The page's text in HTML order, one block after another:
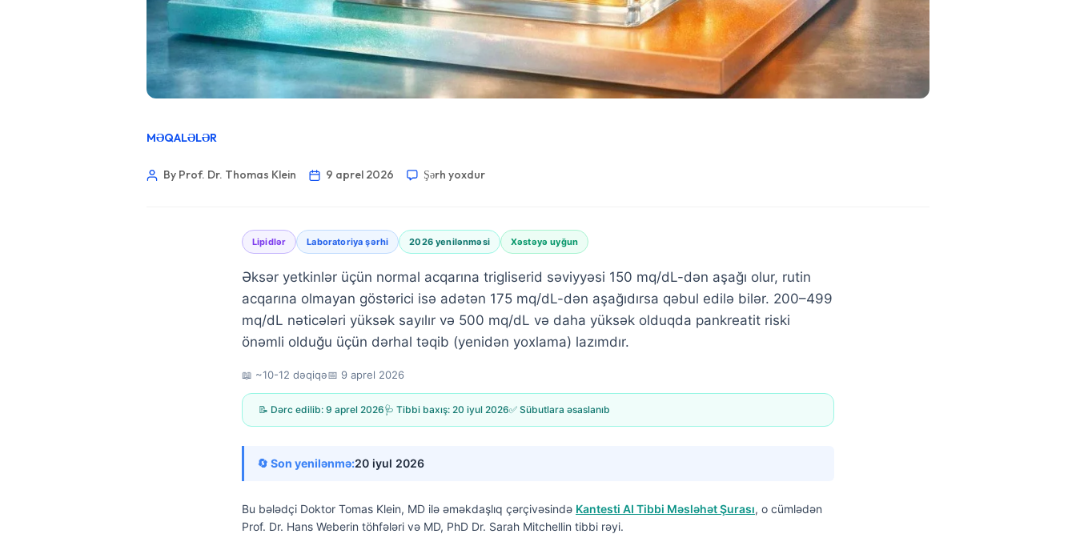
MƏQALƏLƏR
By Prof. Dr. Thomas Klein 9 aprel 2026 Şərh yoxdur
Lipidlər Laboratoriya şərhi 2026 yenilənməsi Xəstəyə uyğun
Əksər yetkinlər üçün normal acqarına trigliserid səviyyəsi 150 mq/dL-dən aşağı olur, rutin
acqarına olmayan göstərici isə adətən 175 mq/dL-dən aşağıdırsa qəbul edilə bilər. 200–499
mq/dL nəticələri yüksək sayılır və 500 mq/dL və daha yüksək olduqda pankreatit riski
önəmli olduğu üçün dərhal təqib (yenidən yoxlama) lazımdır.
📖 ~10-12 dəqiqə📅 9 aprel 2026
📝 Dərc edilib: 9 aprel 2026🩺 Tibbi baxış: 20 iyul 2026✅ Sübutlara əsaslanıb
🔄 Son yenilənmə:20 iyul 2026
Bu bələdçi Doktor Tomas Klein, MD ilə əməkdaşlıq çərçivəsində Kantesti AI Tibbi Məsləhət Şurası, o cümlədən
Prof. Dr. Hans Weberin töhfələri və MD, PhD Dr. Sarah Mitchellin tibbi rəyi.